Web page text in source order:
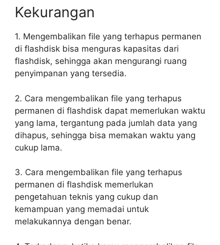
Kekurangan
1. Mengembalikan file yang terhapus permanen
di flashdisk bisa menguras kapasitas dari
flashdisk, sehingga akan mengurangi ruang
penyimpanan yang tersedia.
2. Cara mengembalikan file yang terhapus
permanen di flashdisk dapat memerlukan waktu
yang lama, tergantung pada jumlah data yang
dihapus, sehingga bisa memakan waktu yang
cukup lama.
3. Cara mengembalikan file yang terhapus
permanen di flashdisk memerlukan
pengetahuan teknis yang cukup dan
kemampuan yang memadai untuk
melakukannya dengan benar.